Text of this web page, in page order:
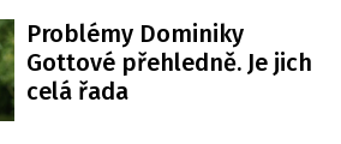
Problémy Dominiky
Gottové přehledně. Je jich
celá řada